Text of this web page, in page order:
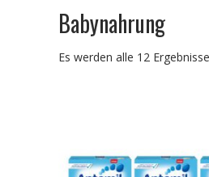
Babynahrung
Es werden alle 12